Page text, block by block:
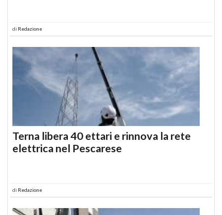
di Redazione
Terna libera 40 ettari e rinnova la rete
elettrica nel Pescarese
di Redazione